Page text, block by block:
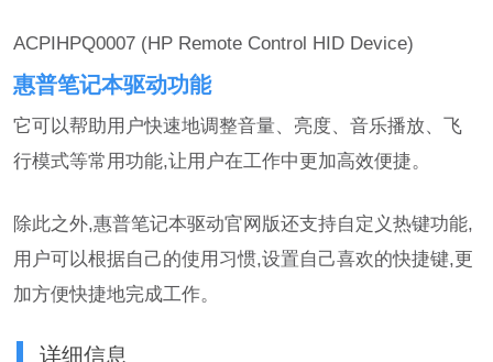
ACPIHPQ0007 (HP Remote Control HID Device)
惠普笔记本驱动功能
它可以帮助用户快速地调整音量、亮度、音乐播放、飞
行模式等常用功能,让用户在工作中更加高效便捷。
除此之外,惠普笔记本驱动官网版还支持自定义热键功能,
用户可以根据自己的使用习惯,设置自己喜欢的快捷键,更
加方便快捷地完成工作。
详细信息